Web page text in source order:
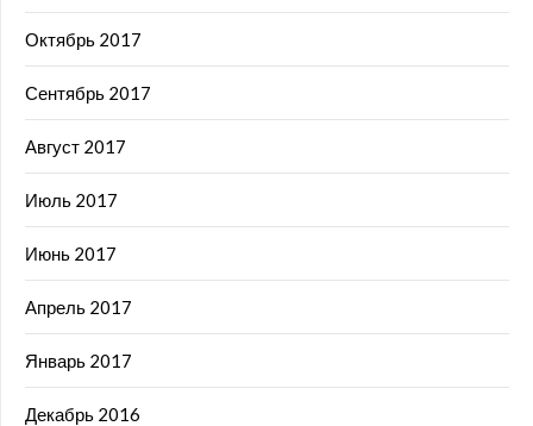
Октябрь 2017
Сентябрь 2017
Август 2017
Июль 2017
Июнь 2017
Апрель 2017
Январь 2017
Декабрь 2016